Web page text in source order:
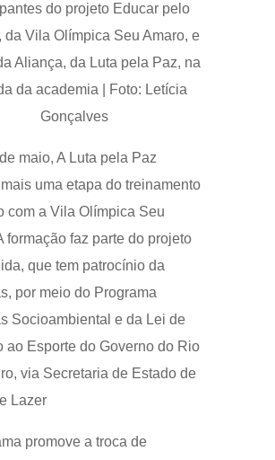
do projeto Educar pelo
da Vila Olímpica Seu Amaro, e
Aliança, da Luta pela Paz, na
da academia | Foto: Letícia
Gonçalves
maio, A Luta pela Paz
uma etapa do treinamento
com a Vila Olímpica Seu
formação faz parte do projeto
que tem patrocínio da
por meio do Programa
Socioambiental e da Lei de
ao Esporte do Governo do Rio
via Secretaria de Estado de
Lazer
promove a troca de